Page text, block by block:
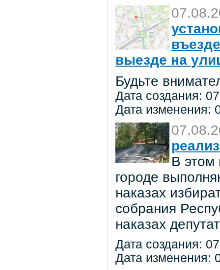
выезде на
Будьте
Дата создания:
Дата изменения:
В этом
городе
наказах
собрания
наказах
Дата создания:
Дата изменения: